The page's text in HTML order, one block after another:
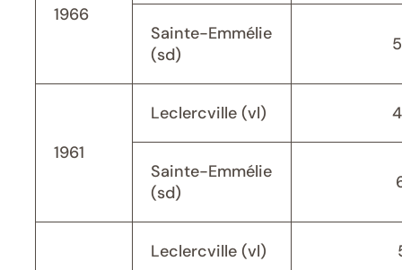
1966
Sainte-Emmélie
(sd)
1961
Leclercville (vl)
Sainte-Emmélie
(sd)
Leclercville (vl)